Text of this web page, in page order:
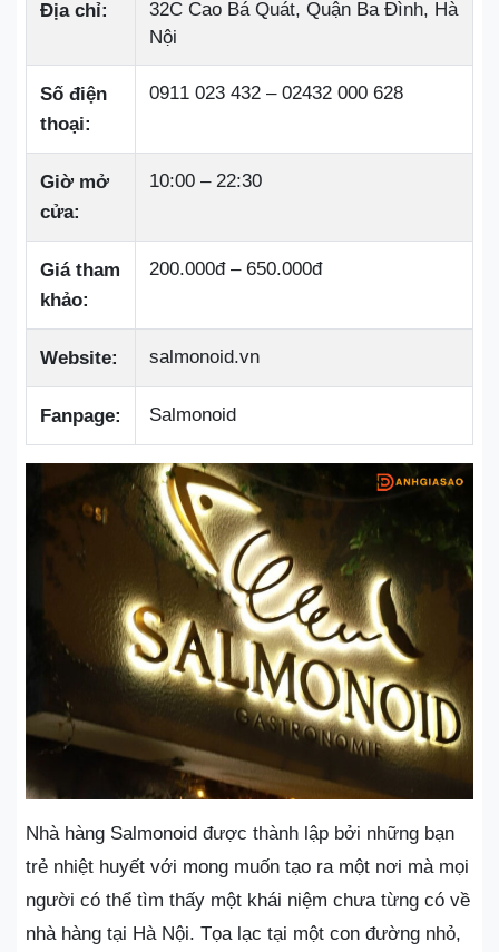
Địa chỉ:
32C Cao Bá Quát, Quận Ba Đình, Hà
Nội
Số điện
thoại:
0911 023 432 – 02432 000 628
Giờ mở
cửa:
10:00 – 22:30
Giá tham
khảo:
200.000đ – 650.000đ
Website: salmonoid.vn
Fanpage: Salmonoid
Nhà hàng Salmonoid được thành lập bởi những bạn
trẻ nhiệt huyết với mong muốn tạo ra một nơi mà mọi
người có thể tìm thấy một khái niệm chưa từng có về
nhà hàng tại Hà Nội. Tọa lạc tại một con đường nhỏ,